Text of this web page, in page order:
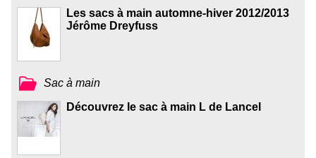
Les sacs à main automne-hiver 2012/2013
Jérôme Dreyfuss
Sac à main
Découvrez le sac à main L de Lancel